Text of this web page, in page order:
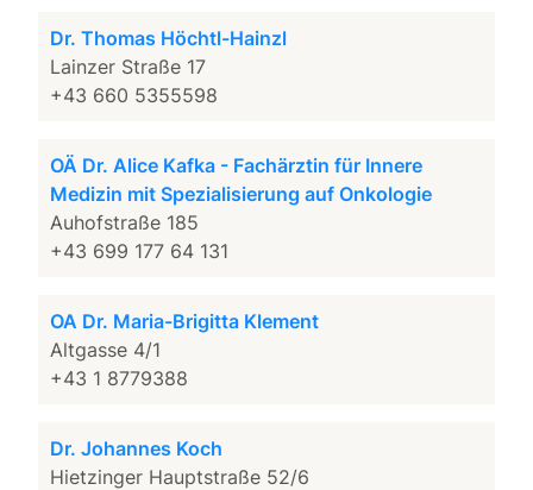
Dr. Thomas Höchtl-Hainzl
Lainzer Straße 17
+43 660 5355598
OÄ Dr. Alice Kafka - Fachärztin für Innere
Medizin mit Spezialisierung auf Onkologie
Auhofstraße 185
+43 699 177 64 131
OA Dr. Maria-Brigitta Klement
Altgasse 4/1
+43 1 8779388
Dr. Johannes Koch
Hietzinger Hauptstraße 52/6